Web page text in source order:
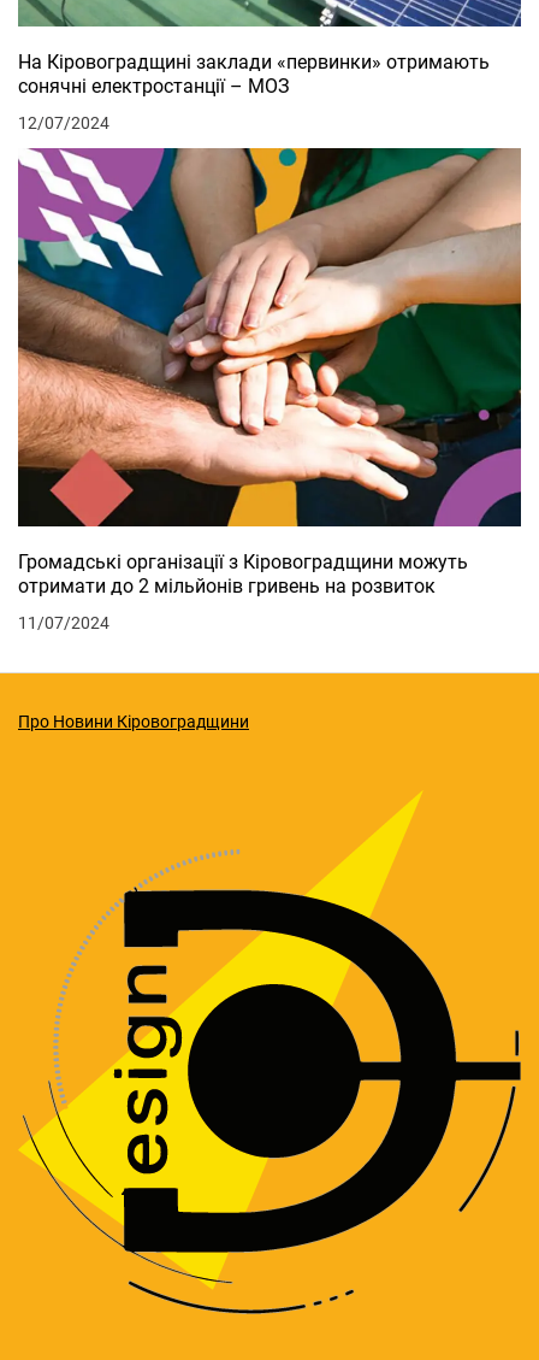
На Кіровоградщині заклади «первинки» отримають
сонячні електростанції – МОЗ
12/07/2024
Громадські організації з Кіровоградщини можуть
отримати до 2 мільйонів гривень на розвиток
11/07/2024
Про Новини Кіровоградщини